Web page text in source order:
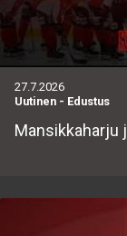
27.7.2026
Uutinen - Edustus
Mansikkaharju